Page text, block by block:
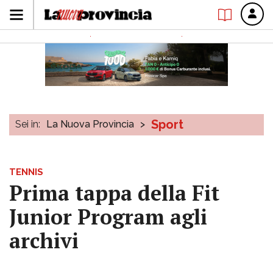
Sei in: La Nuova Provincia > Sport
TENNIS
Prima tappa della Fit
Junior Program agli
archivi